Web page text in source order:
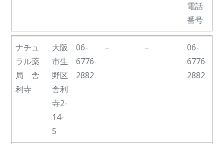
電話
番号
薬局
名
所
在
地
電話
番号
時間
外対
応
ナチュ
ラル薬
局 舎
利寺
大阪
市生
野区
舎利
寺2-
14-
5
06-
6776-
2882
– –
06-
6776-
2882